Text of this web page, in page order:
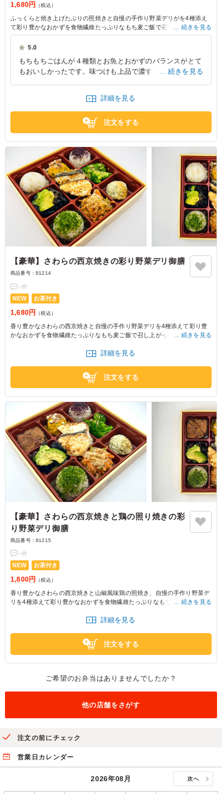
1,680円 （税込）
ふっくらと焼き上げたぶりの照焼きと自慢の手作り野菜デリがを4種添え
て彩り豊かなおかずを食物繊維たっぷりなもち麦ご飯で召し上がっていた
だく健康的な一品です。
続きを見る
5.0
もちもちごはんが４種類とお魚とおかずのバランスがとて
もおいしかったです。味つけも上品で濃すぎず、おかずも
東京都中央区勝どき2026/06/30
続きを見る
詳細を見る
注文をする
【豪華】さわらの西京焼きの彩り野菜デリ御膳
商品番号： 81214
-件
NEW お茶付き
1,680円 （税込）
香り豊かなさわらの西京焼きと自慢の手作り野菜デリを4種添えて彩り豊
かなおかずを食物繊維たっぷりなもち麦ご飯で召し上がっていただく健康
続きを見る
詳細を見る
注文をする
【豪華】さわらの西京焼きと鶏の照り焼きの彩
り野菜デリ御膳
商品番号： 81215
-件
NEW お茶付き
1,800円 （税込）
香り豊かなさわらの西京焼きと山椒風味鶏の照焼き、自慢の手作り野菜デ
リを4種添えて彩り豊かなおかずを食物繊維たっぷりなもち麦ご飯で召し
続きを見る
詳細を見る
注文をする
ご希望のお弁当はありませんでしたか？
他の店舗をさがす
注文の前にチェック
営業日カレンダー
2026年08月 次へ